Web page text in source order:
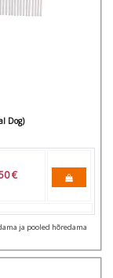
Dog)
€
ja pooled hõredama